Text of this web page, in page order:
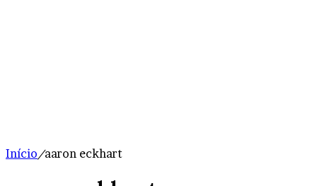
Início/aaron eckhart